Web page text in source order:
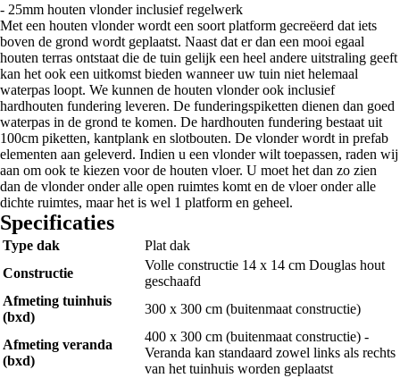
- 25mm houten vlonder inclusief regelwerk
Met een houten vlonder wordt een soort platform gecreëerd dat iets
boven de grond wordt geplaatst. Naast dat er dan een mooi egaal
houten terras ontstaat die de tuin gelijk een heel andere uitstraling geeft
kan het ook een uitkomst bieden wanneer uw tuin niet helemaal
waterpas loopt. We kunnen de houten vlonder ook inclusief
hardhouten fundering leveren. De funderingspiketten dienen dan goed
waterpas in de grond te komen. De hardhouten fundering bestaat uit
100cm piketten, kantplank en slotbouten. De vlonder wordt in prefab
elementen aan geleverd. Indien u een vlonder wilt toepassen, raden wij
aan om ook te kiezen voor de houten vloer. U moet het dan zo zien
dan de vlonder onder alle open ruimtes komt en de vloer onder alle
dichte ruimtes, maar het is wel 1 platform en geheel.
Specificaties
Type dak
Plat dak
Constructie
Volle constructie 14 x 14 cm Douglas hout
geschaafd
Afmeting tuinhuis
(bxd)
300 x 300 cm (buitenmaat constructie)
Afmeting veranda
(bxd)
400 x 300 cm (buitenmaat constructie) -
Veranda kan standaard zowel links als rechts
van het tuinhuis worden geplaatst